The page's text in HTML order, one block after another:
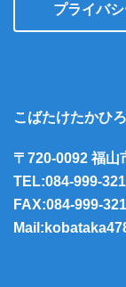
プライバ
こばたけたかひ
〒720-0092 福山
TEL:084-999-
FAX:084-999-